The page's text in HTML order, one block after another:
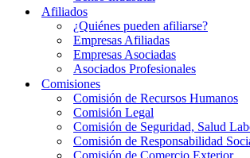
Afiliados
¿Quiénes pueden afiliarse?
Empresas Afiliadas
Empresas Asociadas
Asociados Profesionales
Comisiones
Comisión de Recursos Humanos
Comisión Legal
Comisión de Seguridad, Salud
Comisión de Responsabilidad
Comisión de Comercio Exterior